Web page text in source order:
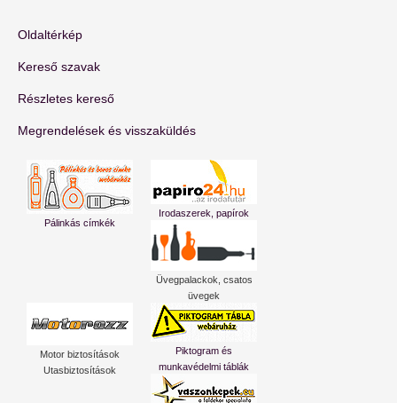
Oldaltérkép
Kereső szavak
Részletes kereső
Megrendelések és visszaküldés
Pálinkás címkék
Irodaszerek, papírok
Üvegpalackok, csatos
üvegek
Motor biztosítások
Utasbiztosítások
Piktogram és
munkavédelmi táblák